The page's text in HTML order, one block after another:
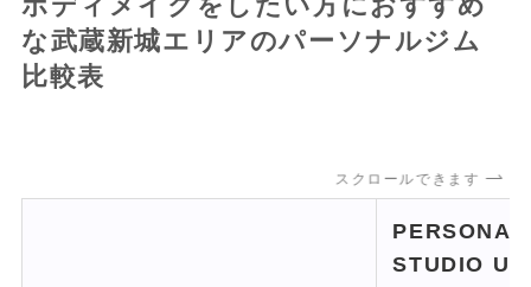
な武蔵新城エリアのパーソナルジム
比較表
スクロールできます
STUDIO U